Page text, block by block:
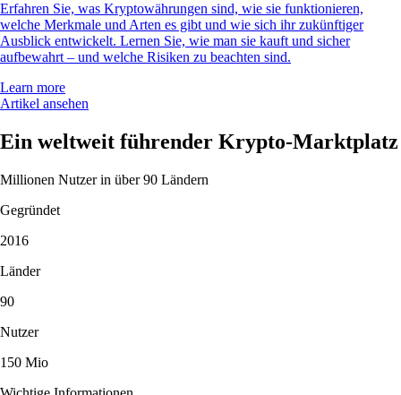
Erfahren Sie, was Kryptowährungen sind, wie sie funktionieren,
welche Merkmale und Arten es gibt und wie sich ihr zukünftiger
Ausblick entwickelt. Lernen Sie, wie man sie kauft und sicher
aufbewahrt – und welche Risiken zu beachten sind.
Learn more
Artikel ansehen
Ein weltweit führender Krypto-Marktplatz
Millionen Nutzer in über 90 Ländern
Gegründet
2016
Länder
90
Nutzer
150 Mio